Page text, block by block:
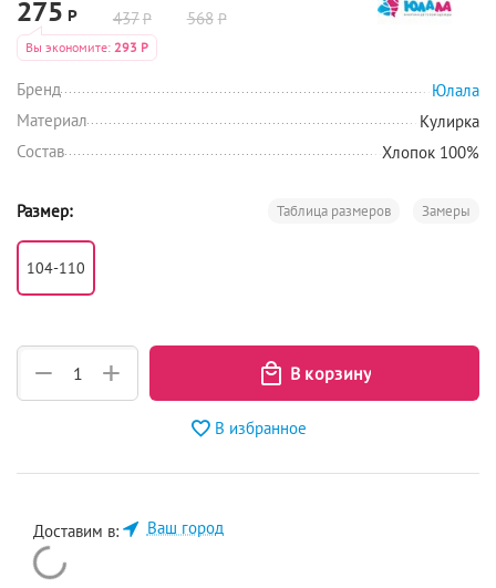
275 Р 437Р 568 Р
Вы экономите: 293 Р
Бренд
Юлала
Материал
Кулирка
Состав
Хлопок 100%
Размер: Замеры
Таблица размеров
104-110
+
−
В избранное
Доставим в: Ваш город